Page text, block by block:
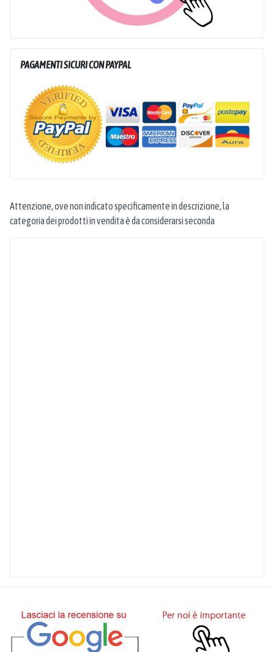
PAGAMENTI SICURI CON PAYPAL
Attenzione, ove non indicato specificamente in descrizione, la
categoria dei prodotti in vendita è da considerarsi seconda